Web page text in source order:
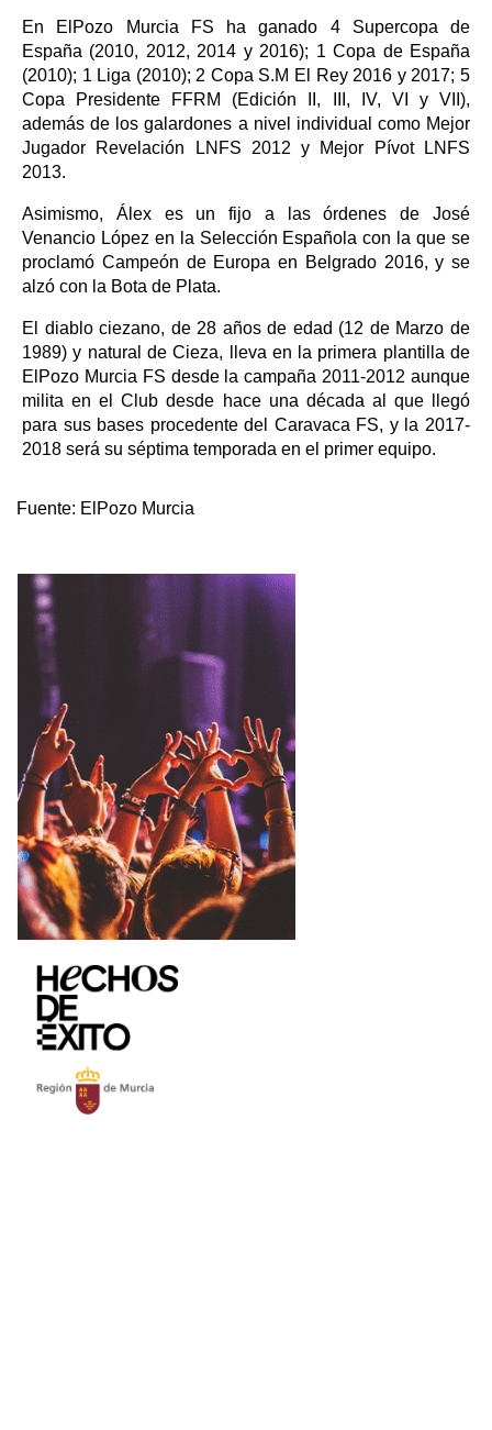
En ElPozo Murcia FS ha ganado 4 Supercopa de
España (2010, 2012, 2014 y 2016); 1 Copa de España
(2010); 1 Liga (2010); 2 Copa S.M El Rey 2016 y 2017; 5
Copa Presidente FFRM (Edición II, III, IV, VI y VII),
además de los galardones a nivel individual como Mejor
Jugador Revelación LNFS 2012 y Mejor Pívot LNFS
2013.
Asimismo, Álex es un fijo a las órdenes de José
Venancio López en la Selección Española con la que se
proclamó Campeón de Europa en Belgrado 2016, y se
alzó con la Bota de Plata.
El diablo ciezano, de 28 años de edad (12 de Marzo de
1989) y natural de Cieza, lleva en la primera plantilla de
ElPozo Murcia FS desde la campaña 2011-2012 aunque
milita en el Club desde hace una década al que llegó
para sus bases procedente del Caravaca FS, y la 2017-
2018 será su séptima temporada en el primer equipo.
Fuente: ElPozo Murcia